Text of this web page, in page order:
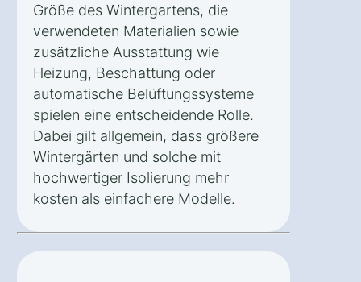
Größe des Wintergartens, die
verwendeten Materialien sowie
zusätzliche Ausstattung wie
Heizung, Beschattung oder
automatische Belüftungssysteme
spielen eine entscheidende Rolle.
Dabei gilt allgemein, dass größere
Wintergärten und solche mit
hochwertiger Isolierung mehr
kosten als einfachere Modelle.